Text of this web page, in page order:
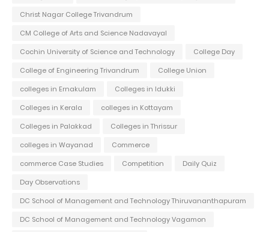
Christ Nagar College Trivandrum
CM College of Arts and Science Nadavayal
Cochin University of Science and Technology
College Day
College of Engineering Trivandrum
College Union
colleges in Ernakulam
Colleges in Idukki
Colleges in Kerala
colleges in Kottayam
Colleges in Palakkad
Colleges in Thrissur
colleges in Wayanad
Commerce
commerce Case Studies
Competition
Daily Quiz
Day Observations
DC School of Management and Technology Thiruvananthapuram
DC School of Management and Technology Vagamon